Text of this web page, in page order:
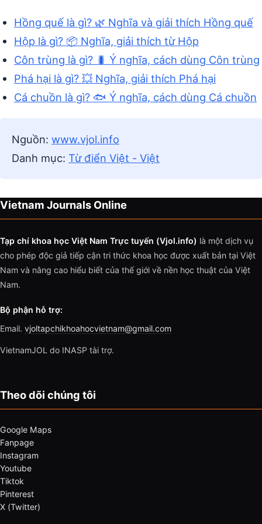
Hồng quế là gì? 🌿 Nghĩa và giải thích Hồng quế
Hộp là gì? 📦 Nghĩa, giải thích từ Hộp
Côn trùng là gì? 🐛 Ý nghĩa, cách dùng Côn trùng
Phá hại là gì? 💥 Nghĩa, giải thích Phá hại
Cá chuồn là gì? 🐟 Ý nghĩa, cách dùng Cá chuồn
Nguồn: www.vjol.info
Danh mục: Từ điển Việt - Việt
Vietnam Journals Online
Tạp chí khoa học Việt Nam Trực tuyến (Vjol.info) là một dịch vụ
cho phép độc giả tiếp cận tri thức khoa học được xuất bản tại Việt
Nam và nâng cao hiểu biết của thế giới về nền học thuật của Việt
Nam.
Bộ phận hỗ trợ:
Email. vjoltapchikhoahocvietnam@gmail.com
VietnamJOL do INASP tài trợ.
Theo dõi chúng tôi
Google Maps
Fanpage
Instagram
Youtube
Tiktok
Pinterest
X (Twitter)